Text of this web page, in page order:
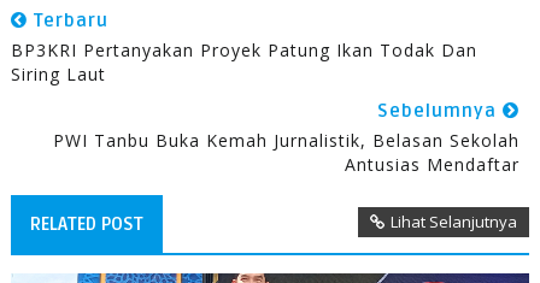
Terbaru
BP3KRI Pertanyakan Proyek Patung Ikan Todak Dan
Siring Laut
Sebelumnya
PWI Tanbu Buka Kemah Jurnalistik, Belasan Sekolah
Antusias Mendaftar
RELATED POST Lihat Selanjutnya